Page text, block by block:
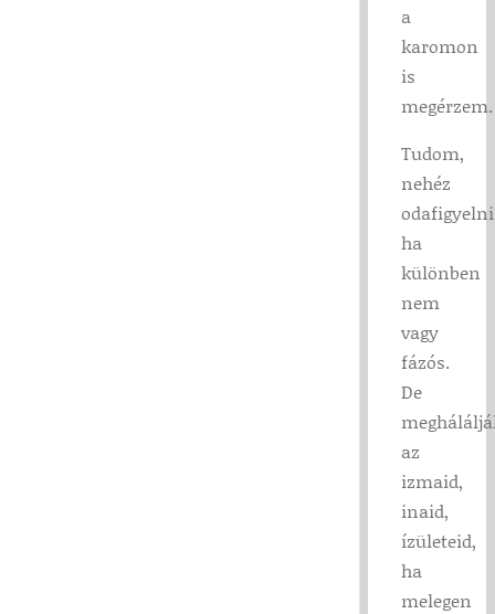
a
karomon
is
megérzem.
Tudom,
nehéz
ha
különben
nem
vagy
fázós.
De
az
izmaid,
inaid,
ízületeid,
ha
melegen